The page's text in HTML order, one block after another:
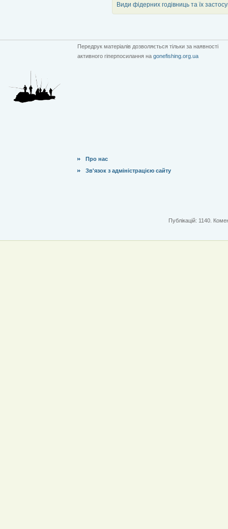
Види фідерних годівниць та їх
Передрук матеріалів дозволяється тільки за наявності
активного гіперпосилання на gonefishing.org.ua
Про нас
Зв'язок з адміністрацією сайту
Публікацій: 1140.